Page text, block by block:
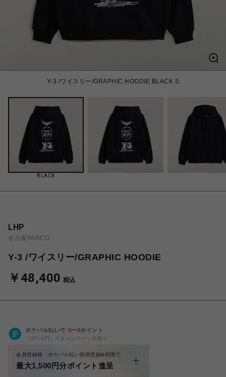
Y-3 /ワイスリー/GRAPHIC HOODIE BLACK S
BLACK
LHP
名古屋PARCO
Y-3 /ワイスリー/GRAPHIC HOODIE
￥48,400 税込
ポケパル払いで 0〜0ポイント
（1P=1円）※キャンペーン分除く
会員登録後、ポケパル払い初回登録&利用で
最大1,500円分ポイント進呈